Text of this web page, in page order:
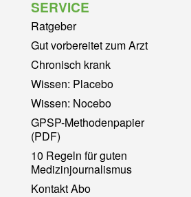
SERVICE
Ratgeber
Gut vorbereitet zum Arzt
Chronisch krank
Wissen: Placebo
Wissen: Nocebo
GPSP-Methodenpapier
(PDF)
10 Regeln für guten
Medizinjournalismus
Kontakt Abo